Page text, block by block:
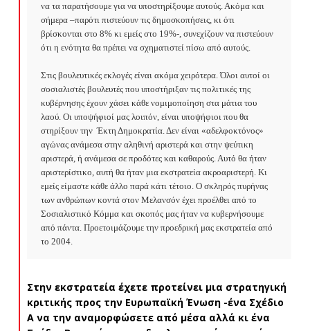
να τα παρατήσουμε για να υποστηρίξουμε αυτούς. Ακόμα και
σήμερα –παρότι πιστεύουν τις δημοσκοπήσεις, κι ότι
βρίσκονται στο 8% κι εμείς στο 19%-, συνεχίζουν να πιστεύουν
ότι η ενότητα θα πρέπει να σχηματιστεί πίσω από αυτούς.
Στις βουλευτικές εκλογές είναι ακόμα χειρότερα. Όλοι αυτοί οι
σοσιαλιστές βουλευτές που υποστήριξαν τις πολιτικές της
κυβέρνησης έχουν χάσει κάθε νομιμοποίηση στα μάτια του
λαού. Οι υποψήφιοί μας λοιπόν, είναι υποψήφιοι που θα
στηρίξουν την  Έκτη Δημοκρατία. Δεν είναι «αδελφοκτόνος»
αγώνας ανάμεσα στην αληθινή αριστερά και στην ψεύτικη
αριστερά, ή ανάμεσα σε προδότες και καθαρούς. Αυτό θα ήταν
αριστερίστικο, αυτή θα ήταν μια εκστρατεία ακροαριστερή. Κι
εμείς είμαστε κάθε άλλο παρά κάτι τέτοιο. Ο σκληρός πυρήνας
των ανθρώπων κοντά στον Μελανσόν έχει προέλθει από το
Σοσιαλιστικό Κόμμα και σκοπός μας ήταν να κυβερνήσουμε
από πάντα. Προετοιμάζουμε την προεδρική μας εκστρατεία από
το 2004.
Στην εκστρατεία έχετε προτείνει μια στρατηγική
κριτικής προς την Ευρωπαϊκή Ένωση -ένα Σχέδιο
Α να την αναμορφώσετε από μέσα αλλά κι ένα